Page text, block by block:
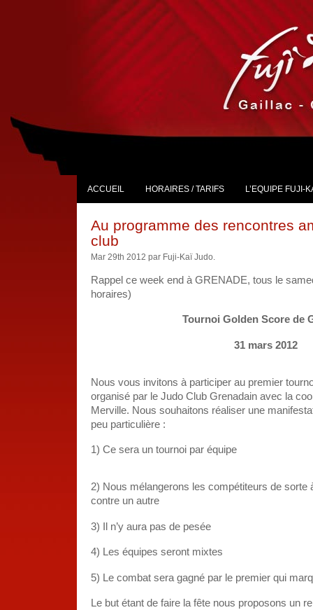
ACCUEIL HORAIRES / TARIFS L’EQUIPE FUJI-
Au programme des rencontres
club
Mar 29th 2012 par Fuji-Kaï Judo.
Rappel ce week end à GRENADE, tous le
horaires)
Tournoi Golden Score de
31 mars 2012
Nous vous invitons à participer au premier
organisé par le Judo Club Grenadain avec la
Merville. Nous souhaitons réaliser une
peu particulière :
1) Ce sera un tournoi par équipe
2) Nous mélangerons les compétiteurs de sorte
contre un autre
3) Il n’y aura pas de pesée
4) Les équipes seront mixtes
5) Le combat sera gagné par le premier qui
Le but étant de faire la fête nous proposons un